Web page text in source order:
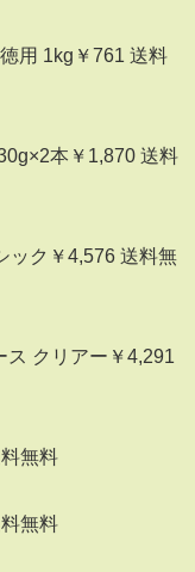
用 1kg￥761 送料
本￥1,870 送料
ック￥4,576 送料無
クリアー￥4,291
無料
無料